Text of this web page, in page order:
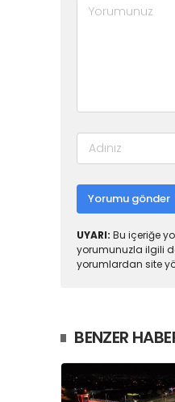
Yorumu gönder
UYARI: Bu içeriğe
yorumunuzla ilgili
yorumlardan site
BENZER